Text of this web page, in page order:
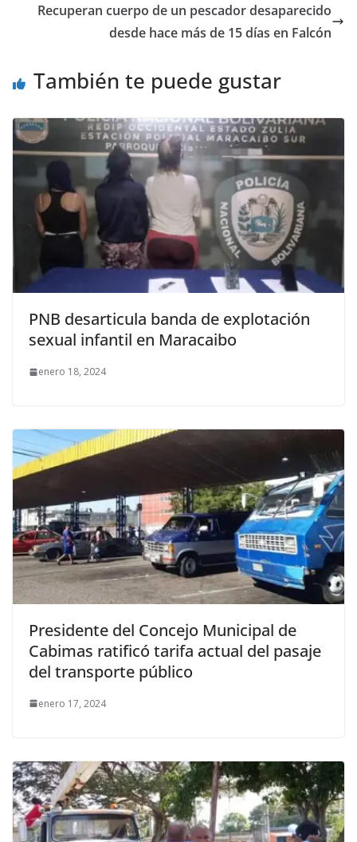
Recuperan cuerpo de un pescador desaparecido
desde hace más de 15 días en Falcón
También te puede gustar
PNB desarticula banda de explotación
sexual infantil en Maracaibo
enero 18, 2024
Presidente del Concejo Municipal de
Cabimas ratificó tarifa actual del pasaje
del transporte público
enero 17, 2024